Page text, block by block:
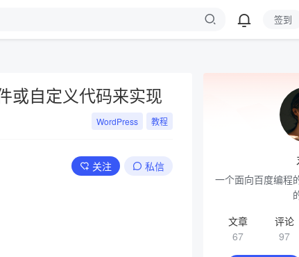
签到
或自定义代码来实现
WordPress 教程
关注 私信
一个面向百度编程
文章
67
评论
97